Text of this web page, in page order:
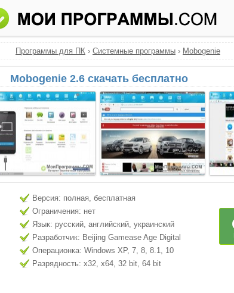
Программы для ПК › Системные программы › Mobogenie
Mobogenie 2.6 скачать бесплатно
Версия: полная, бесплатная
Ограничения: нет
Язык: русский, английский, украинский
Разработчик: Beijing Gamease Age Digital
Операционка: Windows XP, 7, 8, 8.1, 10
Разрядность: x32, x64, 32 bit, 64 bit